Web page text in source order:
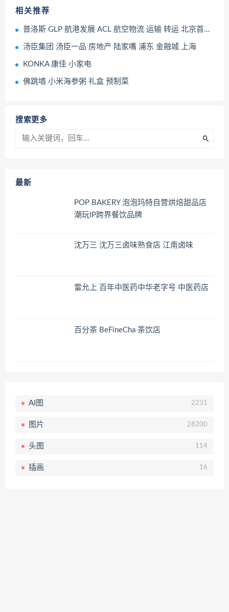
相关推荐
普洛斯 GLP 航港发展 ACL 航空物流 运输 转运 北京首都机场
汤臣集团 汤臣一品 房地产 陆家嘴 浦东 金融城 上海
KONKA 康佳 小家电
佛跳墙 小米海参粥 礼盒 预制菜
搜索更多
最新
POP BAKERY 泡泡玛特自营烘焙甜品店
潮玩IP跨界餐饮品牌
沈万三 沈万三卤味熟食店 江南卤味
雷允上 百年中医药中华老字号 中医药店
百分茶 BeFineCha 茶饮店
AI图 2231
图片 28200
头图 114
插画 16